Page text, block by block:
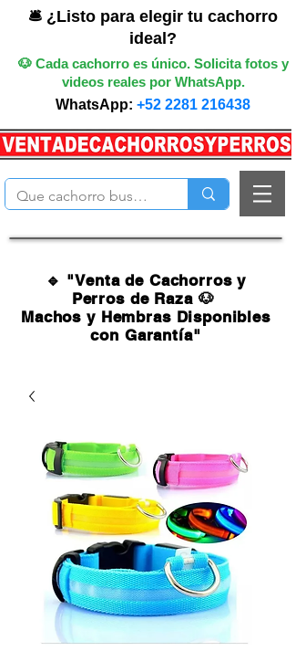
🛎️ ¿Listo para elegir tu cachorro
ideal?
🐶 Cada cachorro es único. Solicita fotos y
videos reales por WhatsApp.
WhatsApp: +52 2281 216438
🔹 "Venta de Cachorros y
Perros de Raza 🐶
Machos y Hembras Disponibles
con Garantía"